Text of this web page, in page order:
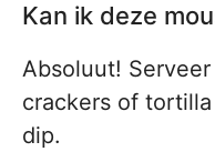
Kan ik deze
Absoluut!
crackers of
dip.